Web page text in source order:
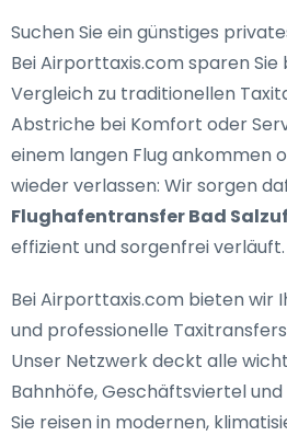
Suchen Sie eingünstiges
Bei Airporttaxis.com sparen Sie
Vergleich zu traditionellen
Abstriche bei Komfort oder
einem langen Flug ankommen
wieder verlassen: Wir sorgen
Flughafentransfer Bad
effizient und sorgenfrei verläuft.
Bei Airporttaxis.com bieten wir
und professionelle
Unser Netzwerk deckt alle
Bahnhöfe, Geschäftsviertel und
Sie reisen in modernen,